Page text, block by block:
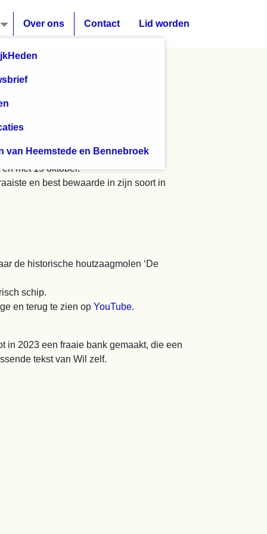
Over ons Contact Lid worden
met 15 oktober.
en best bewaarde in zijn soort in
de historische houtzaagmolen ‘De
schip.
en terug te zien op YouTube.
in 2023 een fraaie bank gemaakt, die een
tekst van Wil zelf.